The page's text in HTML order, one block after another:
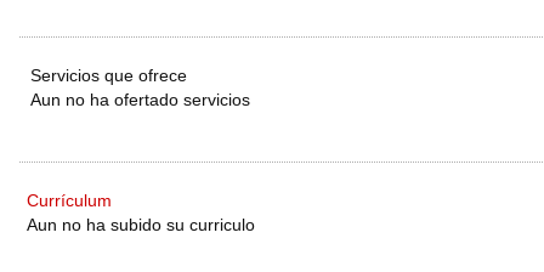
Servicios que ofrece
Aun no ha ofertado servicios
Currículum
Aun no ha subido su curriculo